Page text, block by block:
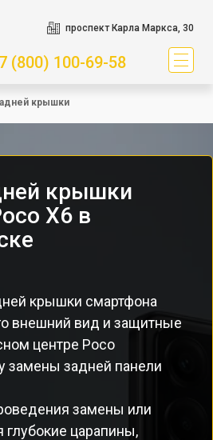
проспект Карла Маркса, 30
(800) 100-69-58
крышки
крышки
X6 в
крышки смартфона
внешний вид и защитные
центре Poco
замены задней панели
замены или
глубокие царапины,